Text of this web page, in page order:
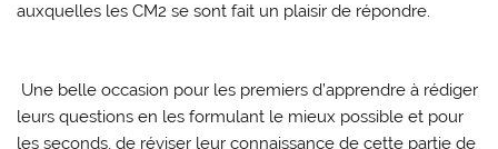
auxquelles les CM2 se sont fait un plaisir de répondre.
Une belle occasion pour les premiers d’apprendre à rédiger
leurs questions en les formulant le mieux possible et pour
les seconds, de réviser leur connaissance de cette partie de